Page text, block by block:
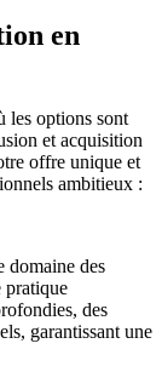
en
les options sont
et acquisition
offre unique et
ambitieux :
domaine des
pratique
des
garantissant une